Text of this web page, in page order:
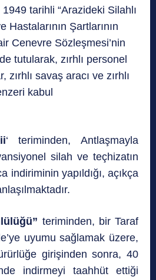
tarihli “Arazideki Silahlı
Hastalarının Şartlarının
Cenevre Sözleşmesi’nin
tutularak, zırhlı personel
zırhlı savaş aracı ve zırhlı
kabul
‘ teriminden, Antlaşmayla
silah ve teçhizatın
indiriminin yapıldığı, açıkça
teriminden, bir Taraf
uyumu sağlamak üzere,
girişinden sonra, 40
indirmeyi taahhüt ettiği